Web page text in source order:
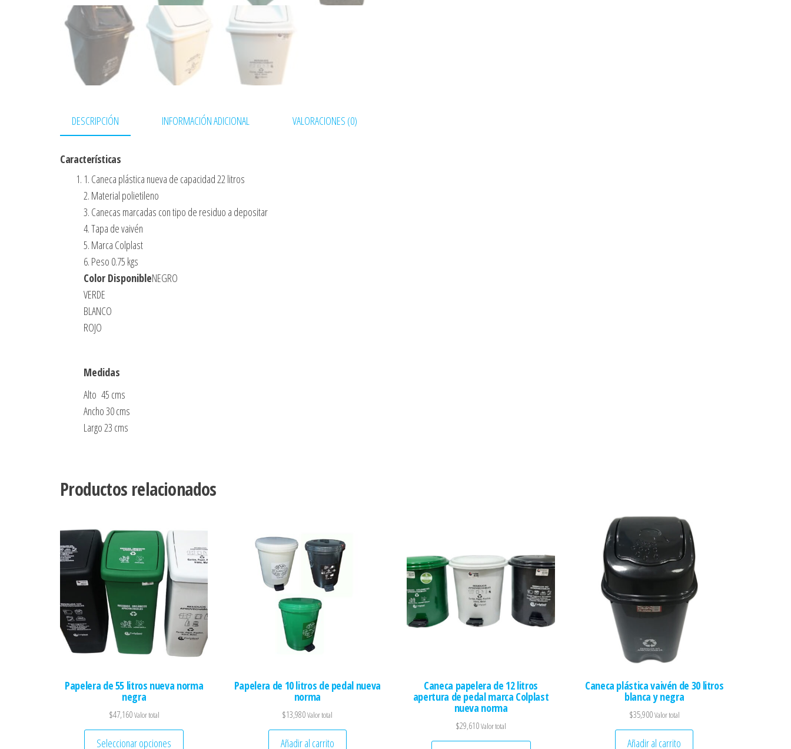
DESCRIPCIÓN INFORMACIÓN ADICIONAL VALORACIONES (0)
Características
1. Caneca plástica nueva de capacidad 22 litros
2. Material polietileno
3. Canecas marcadas con tipo de residuo a depositar
4. Tapa de vaivén
5. Marca Colplast
6. Peso 0.75 kgs
Color DisponibleNEGRO
VERDE
BLANCO
ROJO
Medidas
Alto 45 cms
Ancho 30 cms
Largo 23 cms
Productos relacionados
Papelera de 55 litros nueva norma
negra
$47,160Valor total
Seleccionar opciones
Este producto tiene múltiples variantes. Las opciones se pueden elegir en la página de producto
Papelera de 10 litros de pedal nueva
norma
$13,980Valor total
Añadir al carrito
Caneca papelera de 12 litros
apertura de pedal marca Colplast
nueva norma
$29,610Valor total
Este producto tiene múltiples variantes. Las opciones se pueden elegir en
Caneca plástica vaivén de 30 litros
blanca y negra
$35,900Valor total
Añadir al carrito